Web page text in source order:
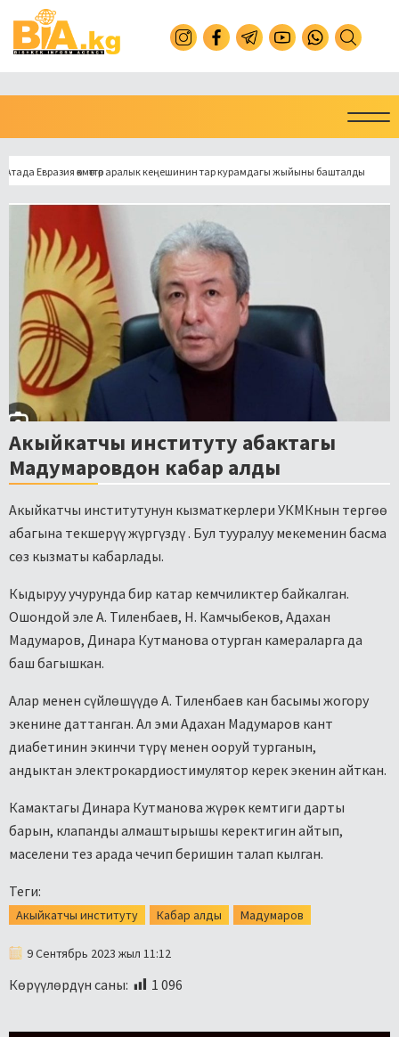
өкмөттөр аралык кеңешинин тар курамдагы жыйыны башталды
Акыйкатчы институту абактагы
Мадумаровдон кабар алды
Акыйкатчы институтунун кызматкерлери УКМКнын тергөө
абагына текшерүү жүргүздү . Бул тууралуу мекеменин басма
сөз кызматы кабарлады.
Кыдыруу учурунда бир катар кемчиликтер байкалган.
Ошондой эле А. Тиленбаев, Н. Камчыбеков, Адахан
Мадумаров, Динара Кутманова отурган камераларга да
баш багышкан.
Алар менен сүйлөшүүдө А. Тиленбаев кан басымы жогору
экенине даттанган. Ал эми Адахан Мадумаров кант
диабетинин экинчи түрү менен ооруй турганын,
андыктан электрокардиостимулятор керек экенин айткан.
Камактагы Динара Кутманова жүрөк кемтиги дарты
барын, клапанды алмаштырышы керектигин айтып,
маселени тез арада чечип беришин талап кылган.
Теги:
Акыйкатчы институту Кабар алды Мадумаров
9 Сентябрь 2023 жыл 11:12
Көрүүлөрдүн саны: 1 096